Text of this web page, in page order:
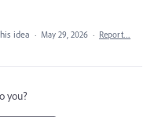
idea · May 29, 2026 · Report…
you?